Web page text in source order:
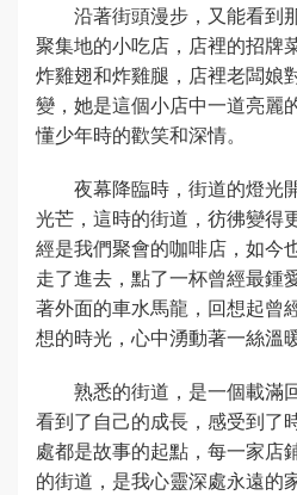
沿著街頭漫步，又能看到
聚集地的小吃店，店裡的招牌
炸雞翅和炸雞腿，店裡老闆娘
變，她是這個小店中一道亮麗
懂少年時的歡笑和深情。
夜幕降臨時，街道的燈光
光芒，這時的街道，彷彿變得
經是我們聚會的咖啡店，如今
走了進去，點了一杯曾經最鍾
著外面的車水馬龍，回想起曾
想的時光，心中湧動著一絲溫暖
熟悉的街道，是一個載滿
看到了自己的成長，感受到了
處都是故事的起點，每一家店
的街道，是我心靈深處永遠的家